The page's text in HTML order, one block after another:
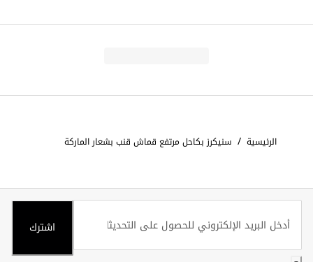
الرئيسية / سنيكرز بكاحل مرتفع قماش قنب بشعار الماركة
اشترك